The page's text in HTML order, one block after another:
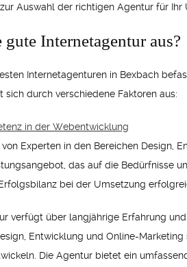
Auswahl der richtigen Agentur für Ihr
gute Internetagentur aus?
Internetagenturen in Bexbach
sich durch verschiedene Faktoren aus:
in der Webentwicklung
Experten in den Bereichen Design,
das auf die Bedürfnisse
bei der Umsetzung
verfügt über langjährige Erfahrung
Entwicklung und Online-
Die Agentur bietet ein